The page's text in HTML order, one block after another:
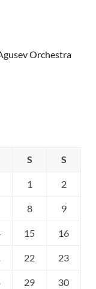
Orchestra
S S
1 2
8 9
15 16
22 23
29 30